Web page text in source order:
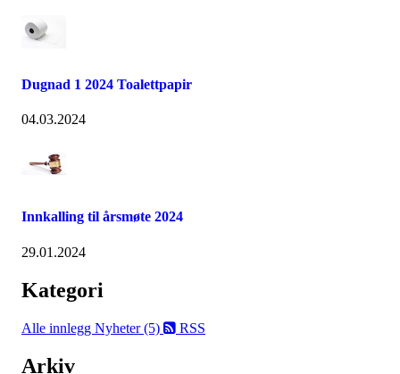
Dugnad 1 2024 Toalettpapir
04.03.2024
Innkalling til årsmøte 2024
29.01.2024
Kategori
Alle innlegg Nyheter (5) RSS
Arkiv